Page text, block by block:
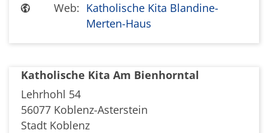
Web: Katholische Kita Blandine-
Merten-Haus
Katholische Kita Am Bienhorntal
Lehrhohl 54
56077 Koblenz-Asterstein
Stadt Koblenz